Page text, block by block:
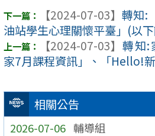
相關公告
2026-07-06 輔導組
【2024-07-03】 轉知:
油站學生心理關懷平臺」(以
【2024-07-03】 轉知:
家7月課程資訊」、「Hello!